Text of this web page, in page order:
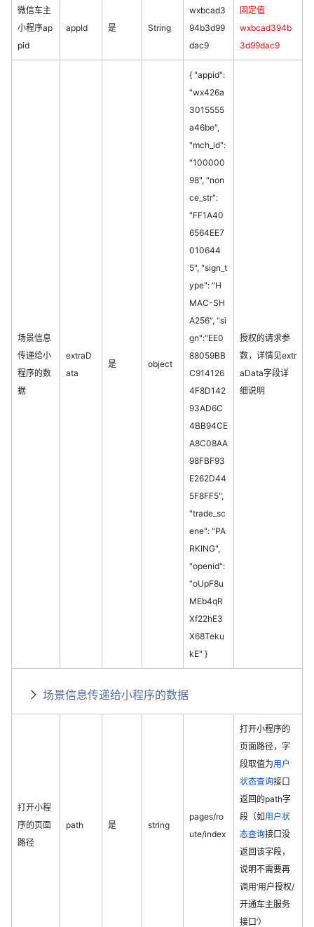
微信车主
小程序ap
pid
appId 是 String
wxbcad3
94b3d99
dac9
固定值
wxbcad394b
3d99dac9
场景信息
传递给小
程序的数
据
extraD
ata
是 object
{ "appid":
"wx426a
3015555
a46be",
"mch_id":
"100000
98", "non
ce_str":
"FF1A40
6564EE7
010644
5", "sign_t
ype": "H
MAC-SH
A256", "si
gn":"EE0
88059BB
C914126
4F8D142
93AD6C
4BB94CE
A8C08AA
98FBF93
E262D44
5F8FF5",
"trade_sc
ene": "PA
RKING",
"openid":
"oUpF8u
MEb4qR
Xf22hE3
X68Teku
kE" }
授权的请求参
数，详情见extr
aData字段详
细说明
场景信息传递给小程序的数据
打开小程
序的页面
路径
path 是 string
pages/ro
ute/index
打开小程序的
页面路径，字
段取值为用户
状态查询接口
返回的path字
段（如用户状
态查询接口没
返回该字段，
说明不需要再
调用‘用户授权/
开通车主服务
接口’）